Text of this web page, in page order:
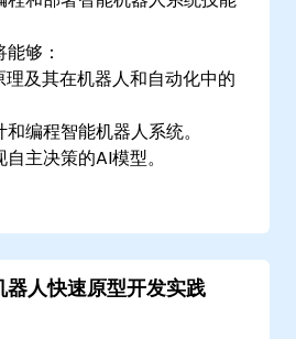
够：
及其在机器人和自动化中的
编程智能机器人系统。
主决策的AI模型。
实时处理和能源效率等挑
器人快速原型开发实践